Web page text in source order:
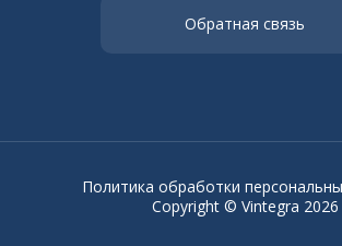
Обратная связь
Copyright © Vintegra 2026
Политика обработки